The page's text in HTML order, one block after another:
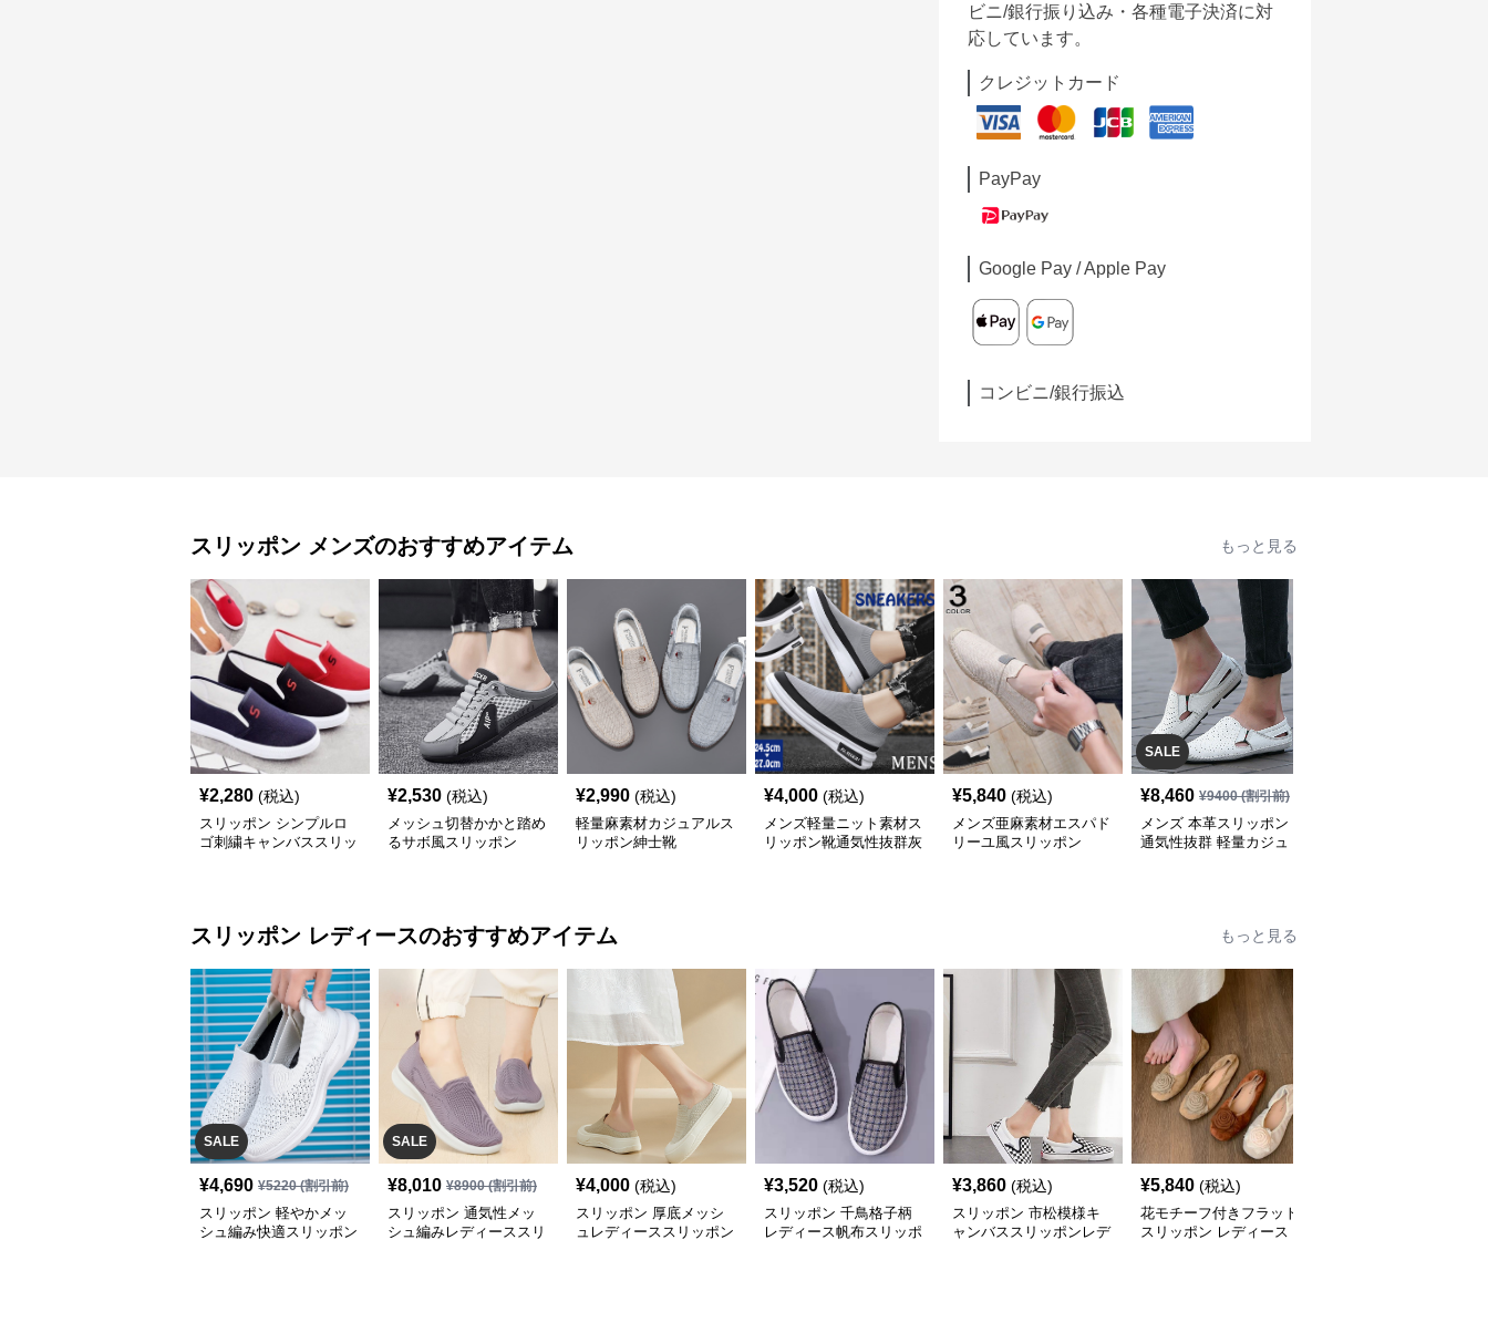
ビニ/銀行振り込み・各種電子決済に対
応しています。
クレジットカード
PayPay
Google Pay / Apple Pay
コンビニ/銀行振込
スリッポン メンズのおすすめアイテム もっと見る
¥2,280 (税込)
スリッポン シンプルロ
ゴ刺繍キャンバススリッ
¥2,530 (税込)
メッシュ切替かかと踏め
るサボ風スリッポン
¥2,990 (税込)
軽量麻素材カジュアルス
リッポン紳士靴
¥4,000 (税込)
メンズ軽量ニット素材ス
リッポン靴通気性抜群灰
¥5,840 (税込)
メンズ亜麻素材エスパド
リーユ風スリッポン
SALE
¥8,460 ¥9400(割引前)
メンズ 本革スリッポン
通気性抜群 軽量カジュ
スリッポン レディースのおすすめアイテム もっと見る
SALE
¥4,690 ¥5220(割引前)
スリッポン 軽やかメッ
シュ編み快適スリッポン
SALE
¥8,010 ¥8900(割引前)
スリッポン 通気性メッ
シュ編みレディーススリ
¥4,000 (税込)
スリッポン 厚底メッシ
ュレディーススリッポン
¥3,520 (税込)
スリッポン 千鳥格子柄
レディース帆布スリッポ
¥3,860 (税込)
スリッポン 市松模様キ
ャンバススリッポンレデ
¥5,840 (税込)
花モチーフ付きフラット
スリッポン レディース